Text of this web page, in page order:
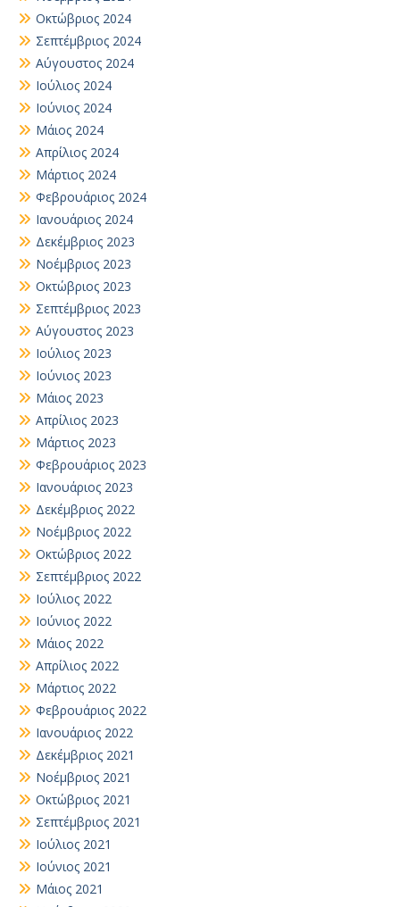
Οκτώβριος 2024
Σεπτέμβριος 2024
Αύγουστος 2024
Ιούλιος 2024
Ιούνιος 2024
Μάιος 2024
Απρίλιος 2024
Μάρτιος 2024
Φεβρουάριος 2024
Ιανουάριος 2024
Δεκέμβριος 2023
Νοέμβριος 2023
Οκτώβριος 2023
Σεπτέμβριος 2023
Αύγουστος 2023
Ιούλιος 2023
Ιούνιος 2023
Μάιος 2023
Απρίλιος 2023
Μάρτιος 2023
Φεβρουάριος 2023
Ιανουάριος 2023
Δεκέμβριος 2022
Νοέμβριος 2022
Οκτώβριος 2022
Σεπτέμβριος 2022
Ιούλιος 2022
Ιούνιος 2022
Μάιος 2022
Απρίλιος 2022
Μάρτιος 2022
Φεβρουάριος 2022
Ιανουάριος 2022
Δεκέμβριος 2021
Νοέμβριος 2021
Οκτώβριος 2021
Σεπτέμβριος 2021
Ιούλιος 2021
Ιούνιος 2021
Μάιος 2021